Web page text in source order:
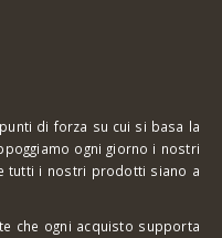
di forza su cui si basa la
ogni giorno i nostri
tutti i nostri prodotti siano a
che ogni acquisto supporta